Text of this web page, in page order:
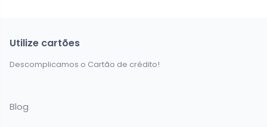
Utilize cartões
Descomplicamos o Cartão de crédito!
Blog